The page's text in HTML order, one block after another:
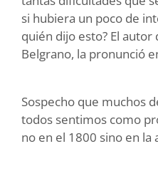
si hubiera un poco de
quién dijo esto? El
Belgrano, la pronunció
Sospecho que muchos
todos sentimos como
no en el 1800 sino en la